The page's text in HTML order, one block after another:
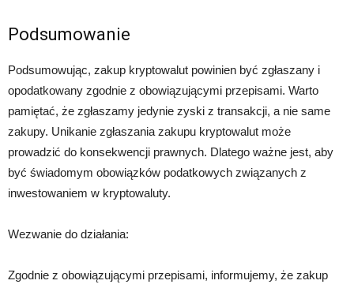
Podsumowanie
Podsumowując, zakup kryptowalut powinien być zgłaszany i
opodatkowany zgodnie z obowiązującymi przepisami. Warto
pamiętać, że zgłaszamy jedynie zyski z transakcji, a nie same
zakupy. Unikanie zgłaszania zakupu kryptowalut może
prowadzić do konsekwencji prawnych. Dlatego ważne jest, aby
być świadomym obowiązków podatkowych związanych z
inwestowaniem w kryptowaluty.
Wezwanie do działania:
Zgodnie z obowiązującymi przepisami, informujemy, że zakup